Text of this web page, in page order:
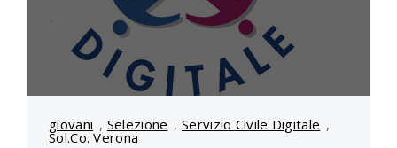
giovani , Selezione ,Servizio Civile Digitale ,
Sol.Co. Verona